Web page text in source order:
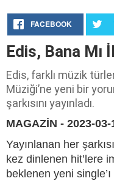
FACEBOOK
Edis, Bana Mı
Edis, farklı müzik
Müziği’ne yeni bir
şarkısını yayınladı.
MAGAZİN - 2023-
Yayınlanan her
kez dinlenen hit’lere
beklenen yeni